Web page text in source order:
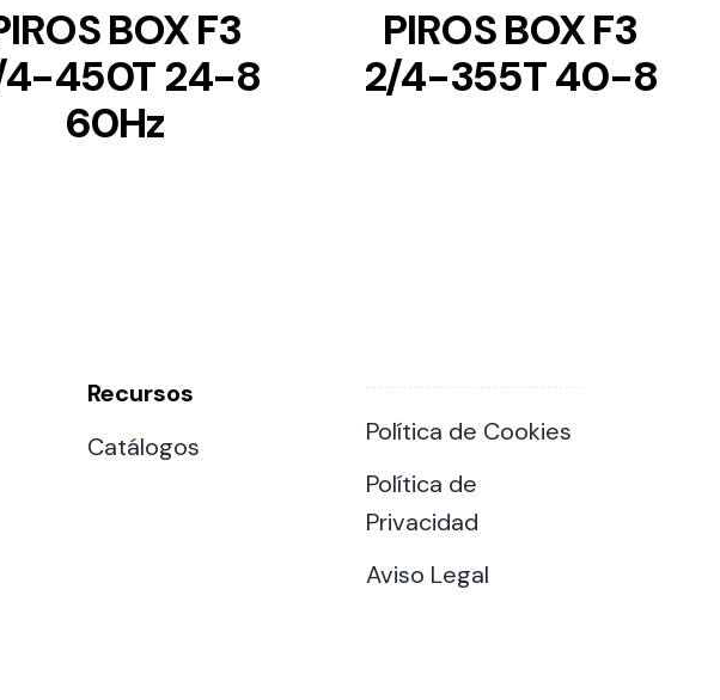
BOX F3
450T 24-8
60Hz
PIROS BOX F3
2/4-355T 40-8
Recursos
Catálogos
Política de Cookies
Política de
Privacidad
Aviso Legal